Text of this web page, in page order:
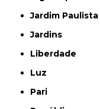
Jardim Paulista
Jardins
Liberdade
Luz
Pari